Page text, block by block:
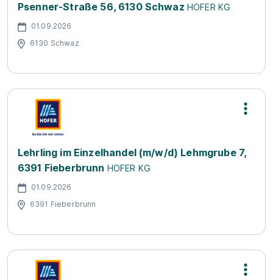
Psenner-Straße 56, 6130 Schwaz HOFER KG
01.09.2026
6130 Schwaz
Lehrling im Einzelhandel (m/w/d) Lehmgrube 7,
6391 Fieberbrunn HOFER KG
01.09.2026
6391 Fieberbrunn